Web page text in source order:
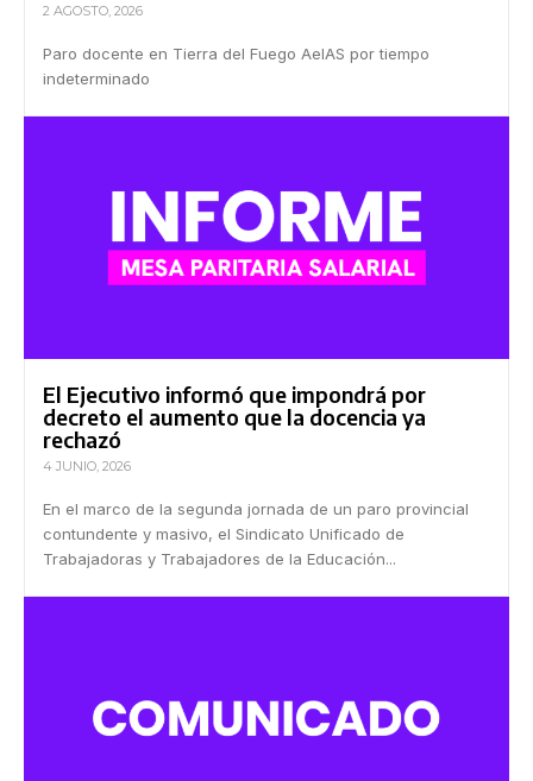
2 AGOSTO, 2026
Paro docente en Tierra del Fuego AeIAS por tiempo
indeterminado
El Ejecutivo informó que impondrá por
decreto el aumento que la docencia ya
rechazó
4 JUNIO, 2026
En el marco de la segunda jornada de un paro provincial
contundente y masivo, el Sindicato Unificado de
Trabajadoras y Trabajadores de la Educación...